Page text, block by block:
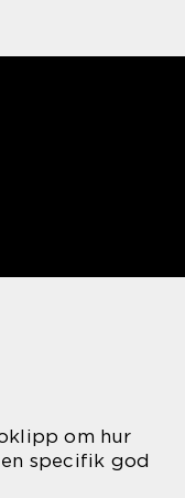
om hur
specifik god